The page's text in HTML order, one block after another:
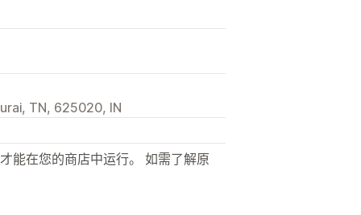
TN, 625020, IN
能在您的商店中运行。 如需了解原